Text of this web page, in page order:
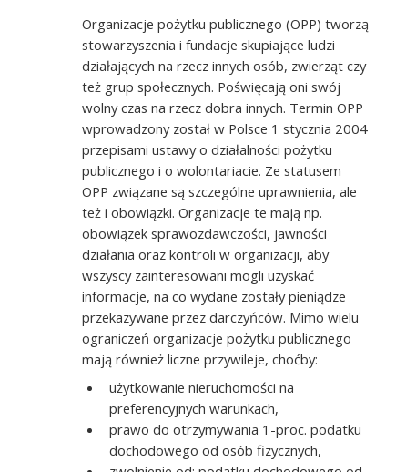
Organizacje pożytku publicznego (OPP) tworzą
stowarzyszenia i fundacje skupiające ludzi
działających na rzecz innych osób, zwierząt czy
też grup społecznych. Poświęcają oni swój
wolny czas na rzecz dobra innych. Termin OPP
wprowadzony został w Polsce 1 stycznia 2004
przepisami ustawy o działalności pożytku
publicznego i o wolontariacie. Ze statusem
OPP związane są szczególne uprawnienia, ale
też i obowiązki. Organizacje te mają np.
obowiązek sprawozdawczości, jawności
działania oraz kontroli w organizacji, aby
wszyscy zainteresowani mogli uzyskać
informacje, na co wydane zostały pieniądze
przekazywane przez darczyńców. Mimo wielu
ograniczeń organizacje pożytku publicznego
mają również liczne przywileje, choćby:
użytkowanie nieruchomości na
preferencyjnych warunkach,
prawo do otrzymywania 1-proc. podatku
dochodowego od osób fizycznych,